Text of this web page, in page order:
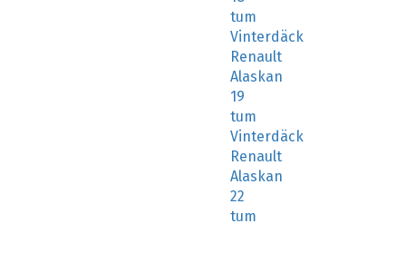
tum
Vinterdäck
Renault
Alaskan
19
tum
Vinterdäck
Renault
Alaskan
22
tum